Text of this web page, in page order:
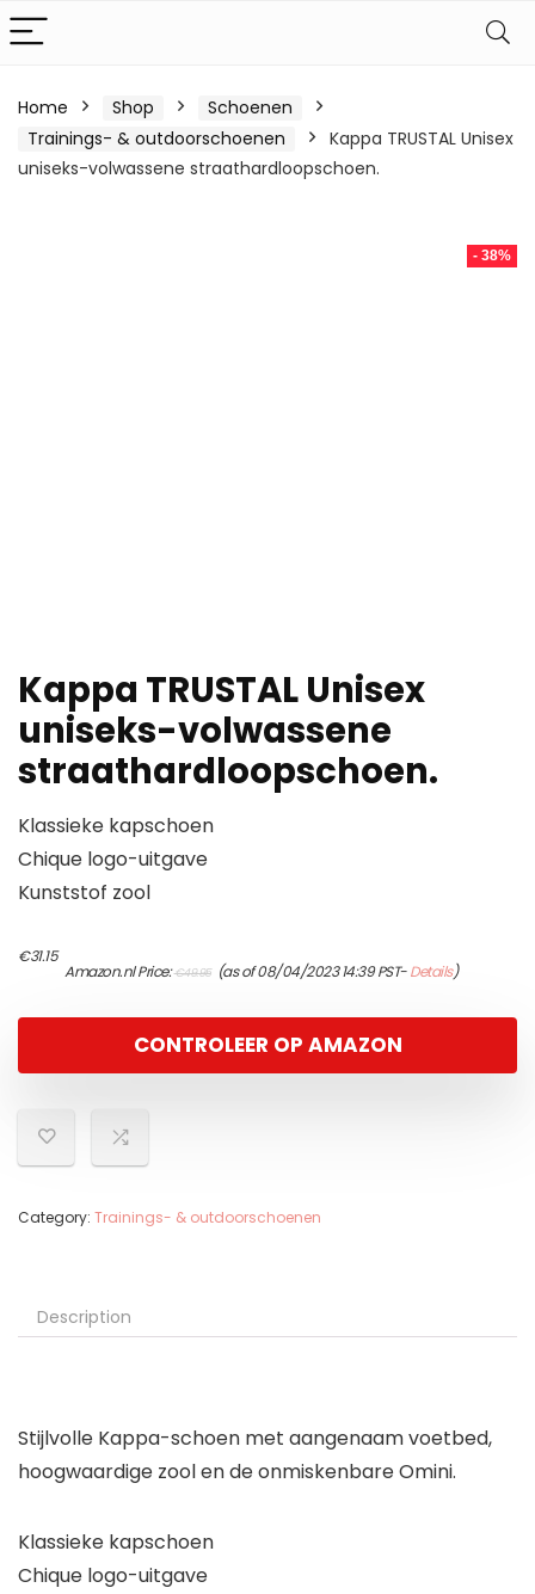
Home Shop
Schoenen
Trainings- & outdoorschoenen
Kappa TRUSTAL Unisex
uniseks-volwassene straathardloopschoen.
- 38%
Kappa TRUSTAL Unisex
uniseks-volwassene
straathardloopschoen.
Klassieke kapschoen
Chique logo-uitgave
Kunststof zool
Amazon.nl Price:€49.95 price
€49.95.
€31.15
price
€31.15.
(as of 08/04/2023 14:39 PST-Details)
CONTROLEER OP AMAZON
Category: Trainings- & outdoorschoenen
Description
Stijlvolle Kappa-schoen met aangenaam voetbed,
hoogwaardige zool en de onmiskenbare Omini.
Klassieke kapschoen
Chique logo-uitgave